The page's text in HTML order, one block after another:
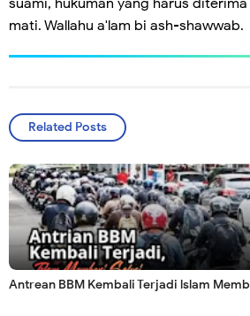
mati. Wallahu a'lam bi ash-shawwab.
Related Posts
Antrean BBM Kembali Terjadi lslam